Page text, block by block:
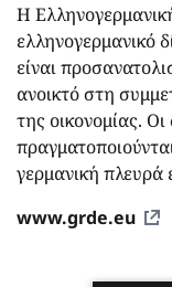
Η
ελληνογερμανικό
είναι
ανοικτό στη
της οικονομίας. Οι
γερμανική πλευρά
www.grde.eu